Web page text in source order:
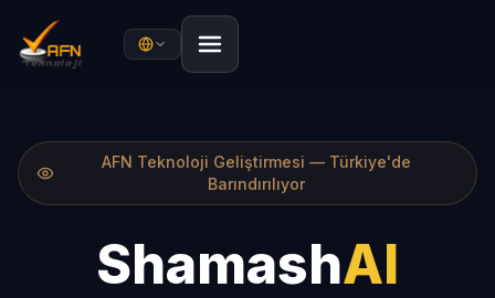
AFN Teknoloji Geliştirmesi — Türkiye'de
Barındırılıyor
ShamashAI